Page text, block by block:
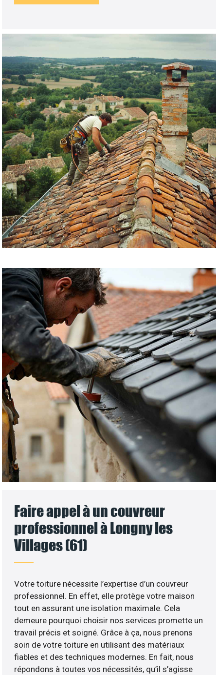
Faire appel à un couvreur
professionnel à Longny les
Villages (61)
Votre toiture nécessite l’expertise d’un couvreur
professionnel. En effet, elle protège votre maison
tout en assurant une isolation maximale. Cela
demeure pourquoi choisir nos services promette un
travail précis et soigné. Grâce à ça, nous prenons
soin de votre toiture en utilisant des matériaux
fiables et des techniques modernes. En fait, nous
répondons à toutes vos nécessités, qu’il s’agisse